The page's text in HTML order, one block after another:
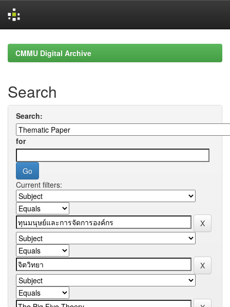
navigationCMMU Digital Archive
Search
Search:
for
Current filters: